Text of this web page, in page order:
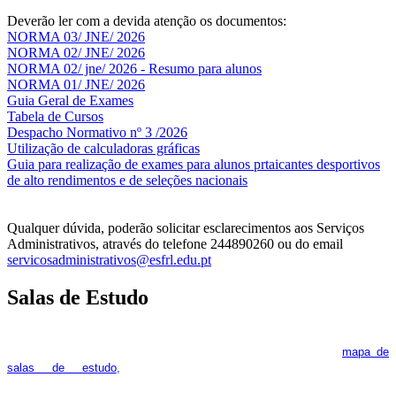
Deverão ler com a devida atenção os documentos:
NORMA 03/ JNE/ 2026
NORMA 02/ JNE/ 2026
NORMA 02/ jne/ 2026 - Resumo para alunos
NORMA 01/ JNE/ 2026
Guia Geral de Exames
Tabela de Cursos
Despacho Normativo nº 3 /2026
Utilização de calculadoras gráficas
Guia para realização de exames para alunos prtaicantes desportivos
de alto rendimentos e de seleções nacionais
Qualquer dúvida, poderão solicitar esclarecimentos aos Serviços
Administrativos, através do telefone 244890260 ou do email
servicosadministrativos@esfrl.edu.pt
Salas de Estudo
mapa de
salas de estudo,